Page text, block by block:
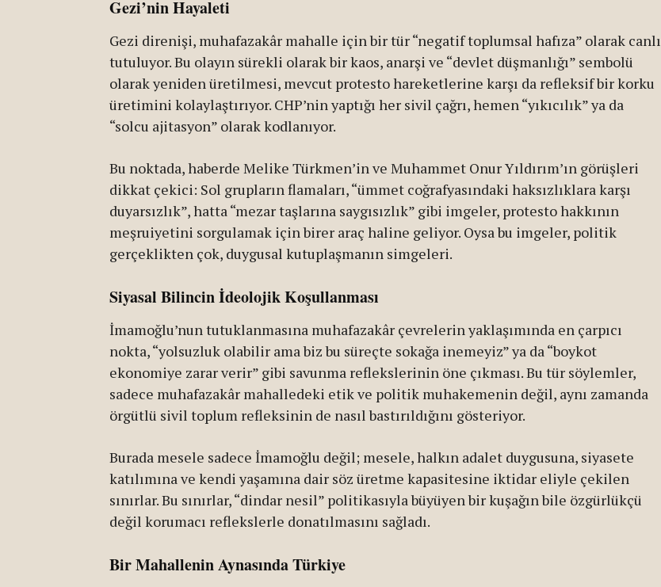
Gezi’nin Hayaleti
Gezi direnişi, muhafazakâr mahalle için bir tür “negatif toplumsal hafıza” olarak canlı
tutuluyor. Bu olayın sürekli olarak bir kaos, anarşi ve “devlet düşmanlığı” sembolü
olarak yeniden üretilmesi, mevcut protesto hareketlerine karşı da refleksif bir korku
üretimini kolaylaştırıyor. CHP’nin yaptığı her sivil çağrı, hemen “yıkıcılık” ya da
“solcu ajitasyon” olarak kodlanıyor.
Bu noktada, haberde Melike Türkmen’in ve Muhammet Onur Yıldırım’ın görüşleri
dikkat çekici: Sol grupların flamaları, “ümmet coğrafyasındaki haksızlıklara karşı
duyarsızlık”, hatta “mezar taşlarına saygısızlık” gibi imgeler, protesto hakkının
meşruiyetini sorgulamak için birer araç haline geliyor. Oysa bu imgeler, politik
gerçeklikten çok, duygusal kutuplaşmanın simgeleri.
Siyasal Bilincin İdeolojik Koşullanması
İmamoğlu’nun tutuklanmasına muhafazakâr çevrelerin yaklaşımında en çarpıcı
nokta, “yolsuzluk olabilir ama biz bu süreçte sokağa inemeyiz” ya da “boykot
ekonomiye zarar verir” gibi savunma reflekslerinin öne çıkması. Bu tür söylemler,
sadece muhafazakâr mahalledeki etik ve politik muhakemenin değil, aynı zamanda
örgütlü sivil toplum refleksinin de nasıl bastırıldığını gösteriyor.
Burada mesele sadece İmamoğlu değil; mesele, halkın adalet duygusuna, siyasete
katılımına ve kendi yaşamına dair söz üretme kapasitesine iktidar eliyle çekilen
sınırlar. Bu sınırlar, “dindar nesil” politikasıyla büyüyen bir kuşağın bile özgürlükçü
değil korumacı reflekslerle donatılmasını sağladı.
Bir Mahallenin Aynasında Türkiye